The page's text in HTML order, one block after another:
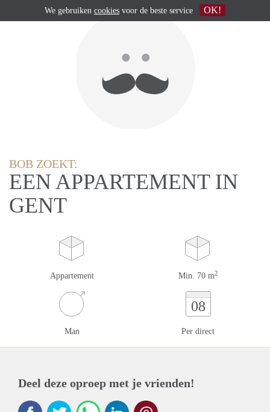
BOB ZOEKT:
EEN APPARTEMENT IN
GENT
Appartement Min. 70 m2
Man
08
Per direct
Deel deze oproep met je vrienden!
We gebruiken cookies voor de beste service OK!